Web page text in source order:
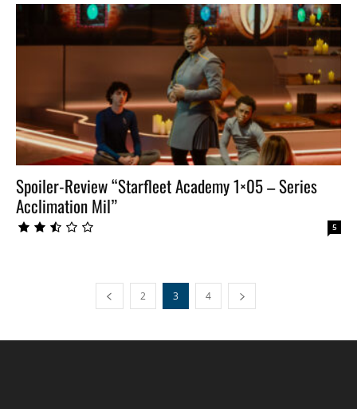
Spoiler-Review “Starfleet Academy 1×05 – Series
Acclimation Mil”
5
2 3 4